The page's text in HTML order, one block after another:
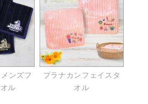
ンズフ
ル
プラナカンフェイスタ
オル